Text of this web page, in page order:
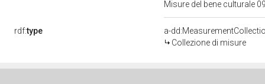
Misure del bene culturale
rdf:type
a-
Collezione di misure